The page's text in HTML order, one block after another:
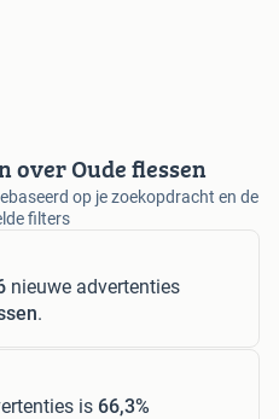
over Oude flessen
op je zoekopdracht en de
filters
nieuwe advertenties
.
is 66,3%